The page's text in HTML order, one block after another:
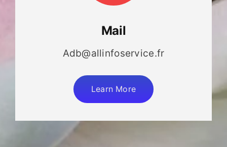
Mail
Adb@allinfoservice.fr
Learn More